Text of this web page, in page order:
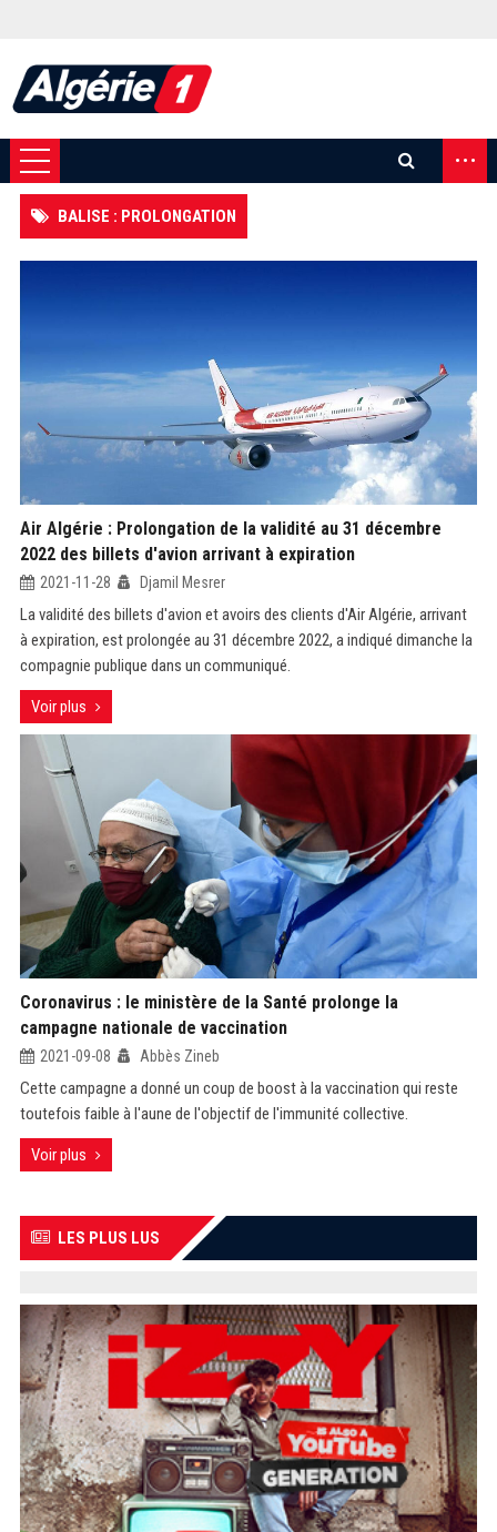
...
BALISE : PROLONGATION
Air Algérie : Prolongation de la validité au 31 décembre
2022 des billets d'avion arrivant à expiration
2021-11-28 Djamil Mesrer
La validité des billets d'avion et avoirs des clients d'Air Algérie, arrivant
à expiration, est prolongée au 31 décembre 2022, a indiqué dimanche la
compagnie publique dans un communiqué.
Voir plus
Coronavirus : le ministère de la Santé prolonge la
campagne nationale de vaccination
2021-09-08 Abbès Zineb
Cette campagne a donné un coup de boost à la vaccination qui reste
toutefois faible à l'aune de l'objectif de l'immunité collective.
Voir plus
LES PLUS LUS